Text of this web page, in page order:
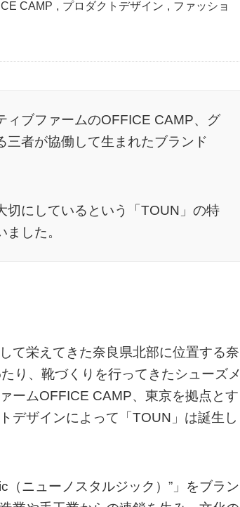
CAMP , プロダクトデザイン , ファッショ
ィブファームのOFFICE CAMP、グ
三者が協働して生まれたブランド
切にしているという「TOUN」の特
した。
て栄えてきた奈良県北部に位置する奈
り、靴づくりを行ってきたシューズメ
ームOFFICE CAMP、東京を拠点とす
デザインによって「TOUN」は誕生し
（ニューノスタルジック）”」をブラン